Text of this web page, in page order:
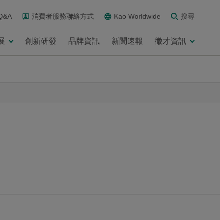
消費者服務聯絡方式 Kao Worldwide 搜尋
創新研發 品牌資訊 新聞速報 徵才資訊